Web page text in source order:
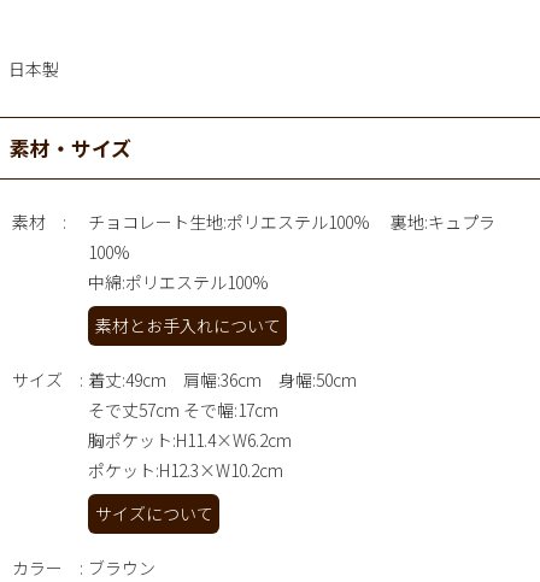
日本製
素材・サイズ
素材
チョコレート生地:ポリエステル100% 裏地:キュプラ
100%
中綿:ポリエステル100%
素材とお手入れについて
サイズ
着丈:49cm 肩幅:36cm 身幅:50cm
そで丈57cm そで幅:17cm
胸ポケット:H11.4×W6.2cm
ポケット:H12.3×W10.2cm
サイズについて
カラー ブラウン